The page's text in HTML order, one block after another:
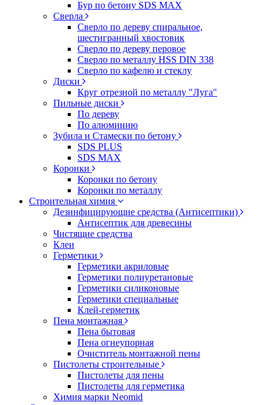
Бур по бетону SDS MAX
Сверла
Сверло по дереву спиральное,
шестигранный хвостовик
Сверло по дереву перовое
Сверло по металлу HSS DIN 338
Сверло по кафелю и стеклу
Диски
Круг отрезной по металлу "Луга"
Пильные диски
По дереву
По алюминию
Зубила и Стамески по бетону
SDS PLUS
SDS MAX
Коронки
Коронки по бетону
Коронки по металлу
Строительная химия
Дезинфицирующие средства (Антисептики)
Антисептик для древесины
Чистящие средства
Клеи
Герметики
Герметики акриловые
Герметики полиуретановые
Герметики силиконовые
Герметики специальные
Клей-герметик
Пена монтажная
Пена бытовая
Пена огнеупорная
Очиститель монтажной пены
Пистолеты строительные
Пистолеты для пены
Пистолеты для герметика
Химия марки Neomid